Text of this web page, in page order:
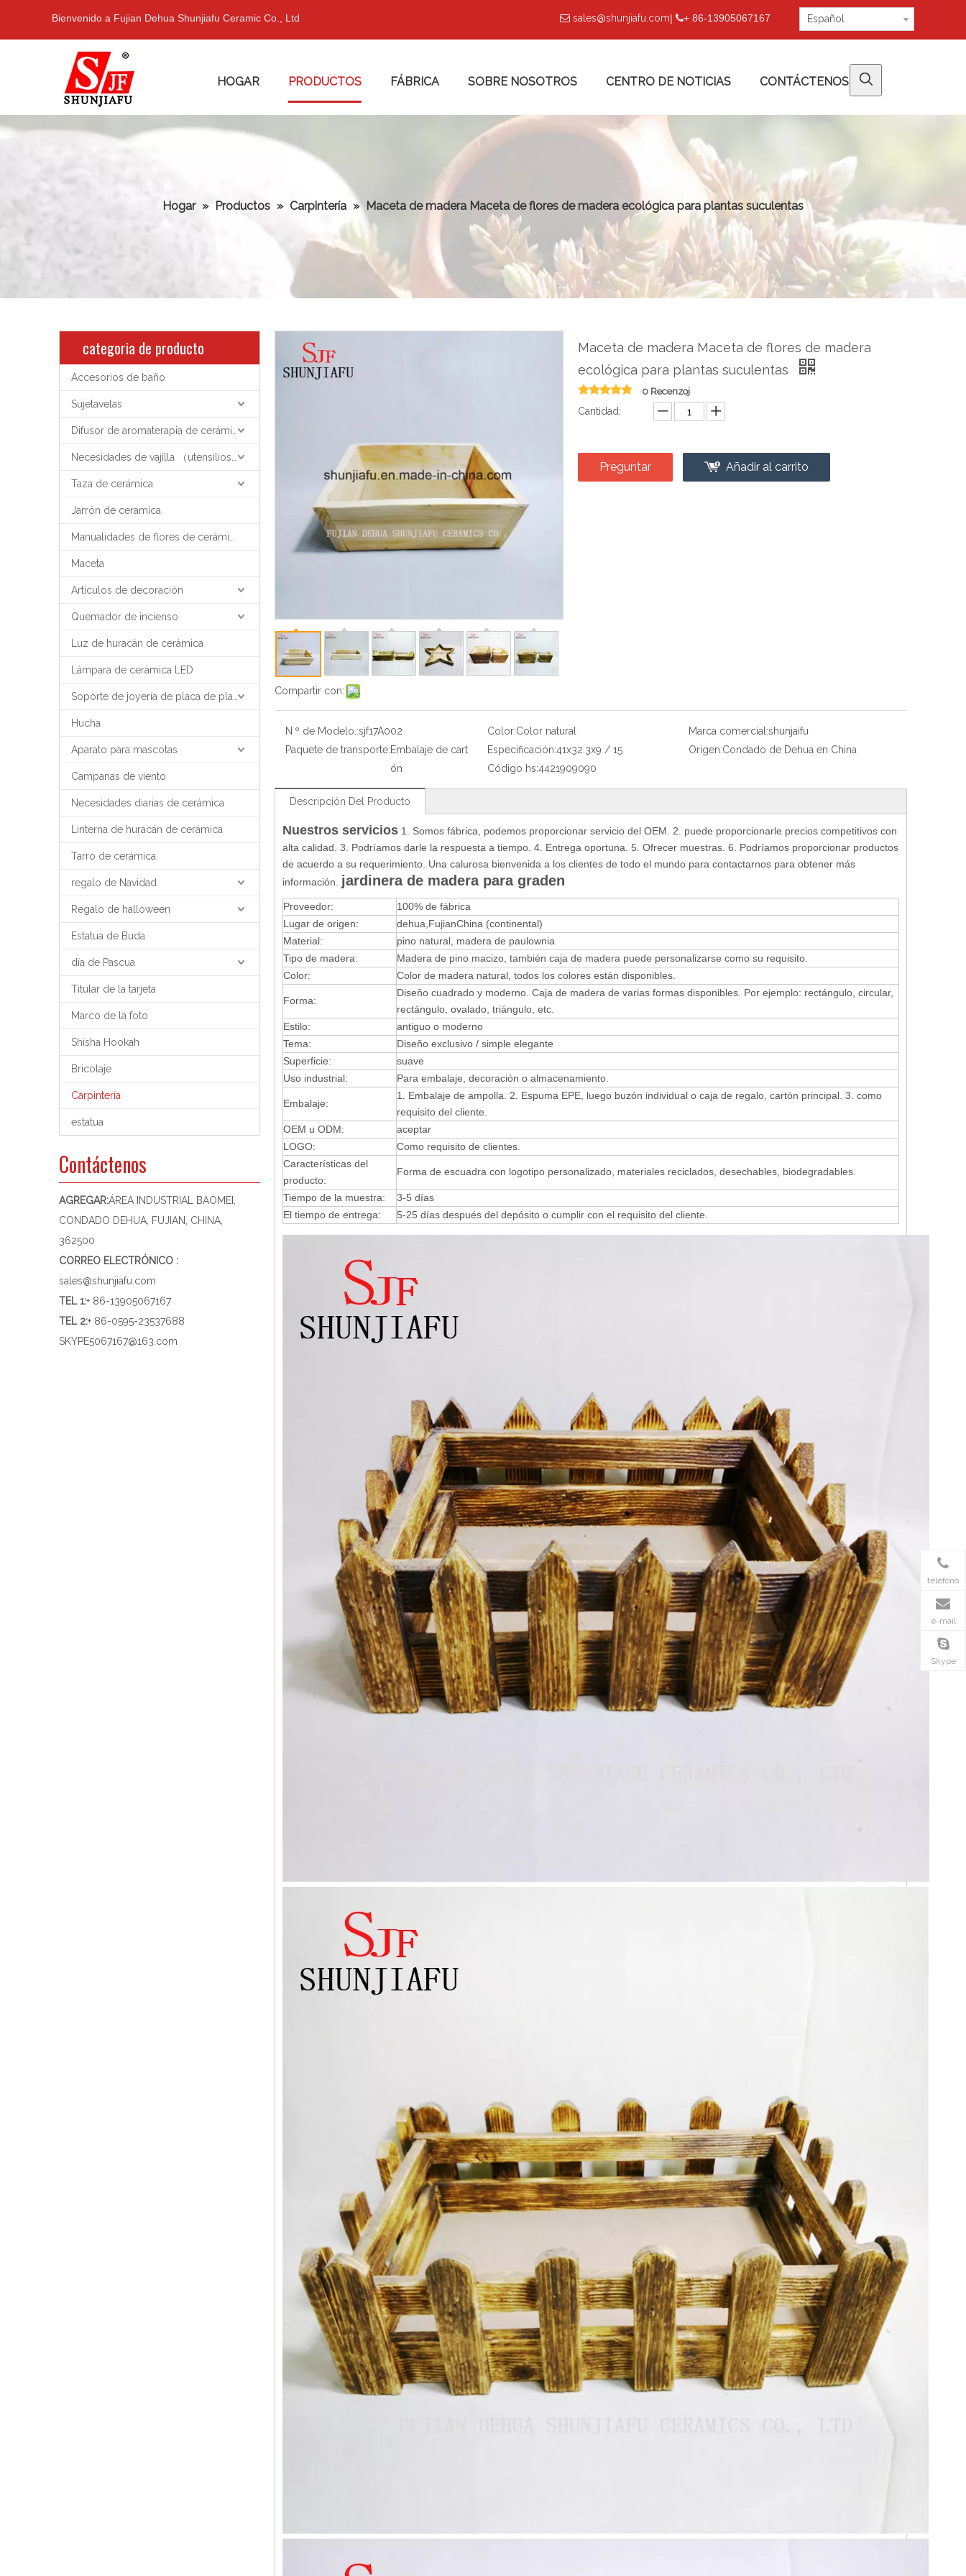
Bienvenido a Fujian Dehua Shunjiafu Ceramic Co., Ltd  sales@shunjiafu.com| + 86-13905067167 Español
HOGAR PRODUCTOS FÁBRICA SOBRE NOSOTROS CENTRO DE NOTICIAS CONTÁCTENOS
Hogar » Productos » Carpintería » Maceta de madera Maceta de flores de madera ecológica para plantas suculentas
categoria de producto
Accesorios de baño
Sujetavelas
Taza de cerámica
Jarrón de ceramica
Maceta
Artículos de decoración
Quemador de incienso
Luz de huracán de cerámica
Lámpara de cerámica LED
Hucha
Aparato para mascotas
Campanas de viento
Necesidades diarias de cerámica
Linterna de huracán de cerámica
Tarro de cerámica
regalo de Navidad
Regalo de halloween
Estatua de Buda
día de Pascua
Titular de la tarjeta
Marco de la foto
Shisha Hookah
Bricolaje
Carpintería
estatua
Contáctenos
AGREGAR:ÁREA INDUSTRIAL BAOMEI,
CONDADO DEHUA, FUJIAN, CHINA,
362500
CORREO ELECTRÓNICO :
sales@shunjiafu.com
TEL 1:+ 86-13905067167
TEL 2:+ 86-0595-23537688
SKYPE5067167@163.com
Compartir con:
Maceta de madera Maceta de flores de madera
ecológica para plantas suculentas
0 Recenzoj
Cantidad:
Preguntar Añadir al carrito
N º de Modelo.:sjf17A002 Color:Color natural Marca comercial:shunjaifu
Paquete de transporte:Embalaje de cart
ón
Especificación:41x32.3x9 / 15 Origen:Condado de Dehua en China
Código hs:4421909090
Descripción Del Producto
Nuestros servicios 1. Somos fábrica, podemos proporcionar servicio del OEM.
2. puede proporcionarle precios competitivos con
alta calidad. 3. Podríamos darle la respuesta a tiempo. 4. Entrega oportuna. 5. Ofrecer muestras. 6. Podríamos proporcionar productos
de acuerdo a su requerimiento. Una calurosa bienvenida a los clientes de todo el mundo para contactarnos para obtener más
información.
jardinera de madera para graden
Proveedor:
100% de fábrica
Lugar de origen:
dehua FujianChina (continental)
Material:
pino natural, madera de paulownia
Tipo de madera:
Madera de pino macizo, también caja de madera puede personalizarse como su requisito.
Color:
Color de madera natural, todos los colores están disponibles.
Forma:
Diseño cuadrado y moderno. Caja de madera de varias formas disponibles. Por ejemplo: rectángulo, circular,
rectángulo, ovalado, triángulo, etc.
Estilo:
antiguo o moderno
Tema:
Diseño exclusivo / simple elegante
Superficie:
suave
Uso industrial:
Para embalaje, decoración o almacenamiento.
Embalaje:
1. Embalaje de ampolla. 2. Espuma EPE, luego buzón individual o caja de regalo, cartón principal. 3. como
requisito del cliente.
OEM u ODM:
aceptar
LOGO:
Como requisito de clientes.
Características del
producto:
Forma de escuadra con logotipo personalizado, materiales reciclados, desechables, biodegradables.
Tiempo de la muestra:
3-5 días
El tiempo de entrega:
5-25 días después del depósito o cumplir con el requisito del cliente.
teléfono
e-mail
Skype